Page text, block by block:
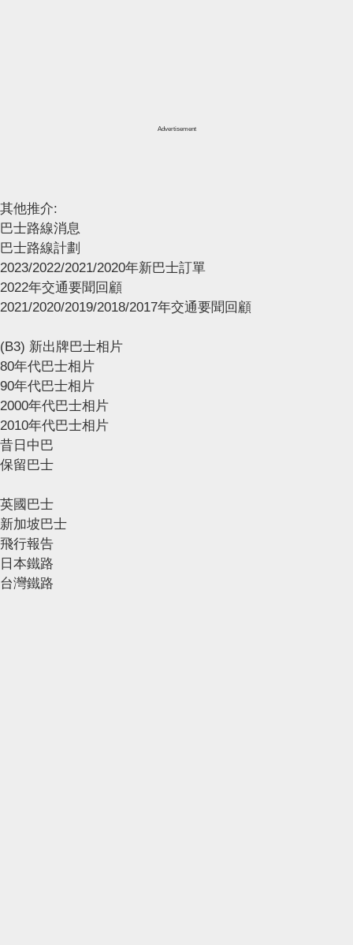
Advertisement
其他推介:
巴士路線消息
巴士路線計劃
2023/2022/2021/2020年新巴士訂單
2022年交通要聞回顧
2021/2020/2019/2018/2017年交通要聞回顧
(B3) 新出牌巴士相片
80年代巴士相片
90年代巴士相片
2000年代巴士相片
2010年代巴士相片
昔日中巴
保留巴士
英國巴士
新加坡巴士
飛行報告
日本鐵路
台灣鐵路